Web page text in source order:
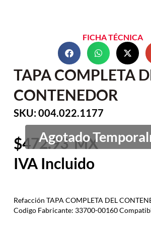
FICHA TÉCNICA
TAPA COMPLETA
CONTENEDOR
SKU: 004.022.1177
472.93
Refacción TAPA COMPLETA DEL
Codigo Fabricante: 33700-00160